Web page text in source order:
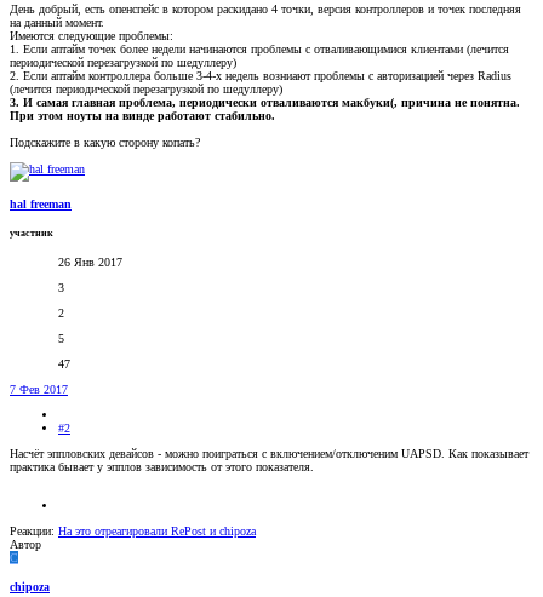
День добрый, есть опенспейс в котором раскидано 4 точки, версия контроллеров и точек последняя
на данный момент.
Имеются следующие проблемы:
1. Если аптайм точек более недели начинаются проблемы с отваливающимися клиентами (лечится
периодической перезагрузкой по шедуллеру)
2. Если аптайм контроллера больше 3-4-х недель возниают проблемы с авторизацией через Radius
(лечится периодической перезагрузкой по шедуллеру)
3. И самая главная проблема, периодически отваливаются макбуки(, причина не понятна.
При этом ноуты на винде работают стабильно.
Подскажите в какую сторону копать?
hal freeman
участник
26 Янв 2017
3
2
5
47
7 Фев 2017
#2
Насчёт эппловских девайсов - можно поиграться с включением/отключеним UAPSD. Как показывает
практика бывает у эпплов зависимость от этого показателя.
Реакции: На это отреагировали RePost и chipoza
Автор
C
chipoza